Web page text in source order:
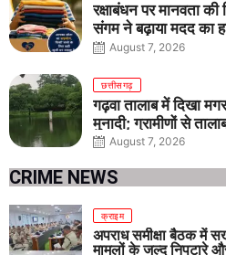
रक्षाबंधन पर मानवता
संगम ने बढ़ाया मदद का
August 7, 2026
छत्तीसगढ़
गढ़वा तालाब में दिखा
मुनादी; ग्रामीणों से
August 7, 2026
CRIME NEWS
क्राइम
अपराध समीक्षा बैठक में
मामलों के जल्द निपटारे